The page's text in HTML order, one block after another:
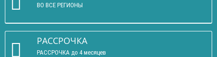
ВО ВСЕ РЕГИОНЫ
РАССРОЧКА
РАССРОЧКА до 4 месяцев